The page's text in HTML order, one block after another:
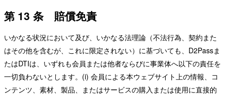
第 13 条 賠償免責
いかなる状況において及び、いかなる法理論（不法行為、契約また
はその他を含むが、これに限定されない）に基づいても、D2Passま
たはDTIは、いずれも会員または他者ならびに事業体へ以下の責任を
一切負わないとします。(i) 会員による本ウェブサイト上の情報、コ
ンテンツ、素材、製品、またはサービスの購入または使用に直接的